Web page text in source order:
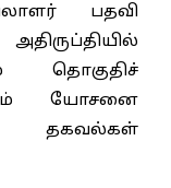
பதவி
தொகுதிச்
யோசனை
தகவல்கள்